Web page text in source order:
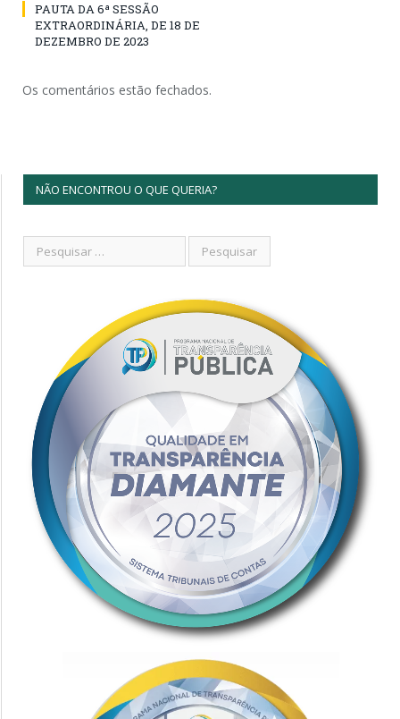
PAUTA DA 6ª SESSÃO
EXTRAORDINÁRIA, DE 18 DE
DEZEMBRO DE 2023
Os comentários estão fechados.
NÃO ENCONTROU O QUE QUERIA?